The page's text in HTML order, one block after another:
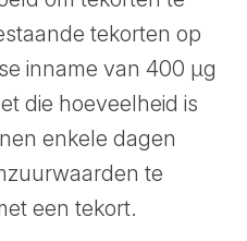
tekorten op
inname van 400 µg
die hoeveelheid is
enkele dagen
te
een tekort.